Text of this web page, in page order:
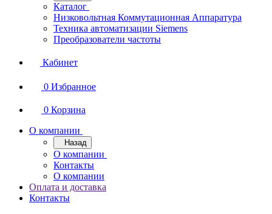
Каталог
Низковольтная Коммутационная Аппаратура
Техника автоматизации Siemens
Преобразователи частоты
Кабинет
0 Избранное
0 Корзина
О компании
Назад
О компании
Контакты
О компании
Оплата и доставка
Контакты